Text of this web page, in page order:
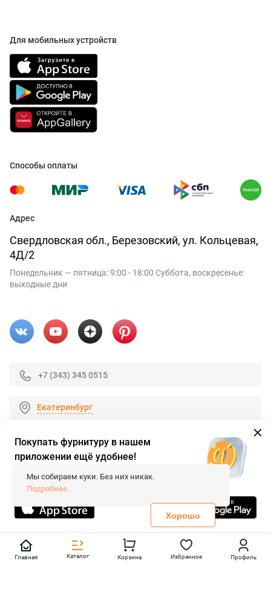
Для мобильных устройств
Способы оплаты
Адрес
Свердловская обл., Березовский, ул. Кольцевая,
4Д/2
Понедельник — пятница: 9:00 - 18:00 Суббота, воскресенье:
выходные дни
+7 (343) 345 0515
Екатеринбург
© 2026 «FieraShop.ru»
Сопровождение сайта
- Вебформат.
Все права защищены.
Не является публичной офертой
Политика конфиденциальности
Главная Каталог Корзина Избранное Профиль
Покупать фурнитуру в нашем
приложении ещё удобнее!
Мы собираем куки. Без них никак.
Подробнее...
Хорошо